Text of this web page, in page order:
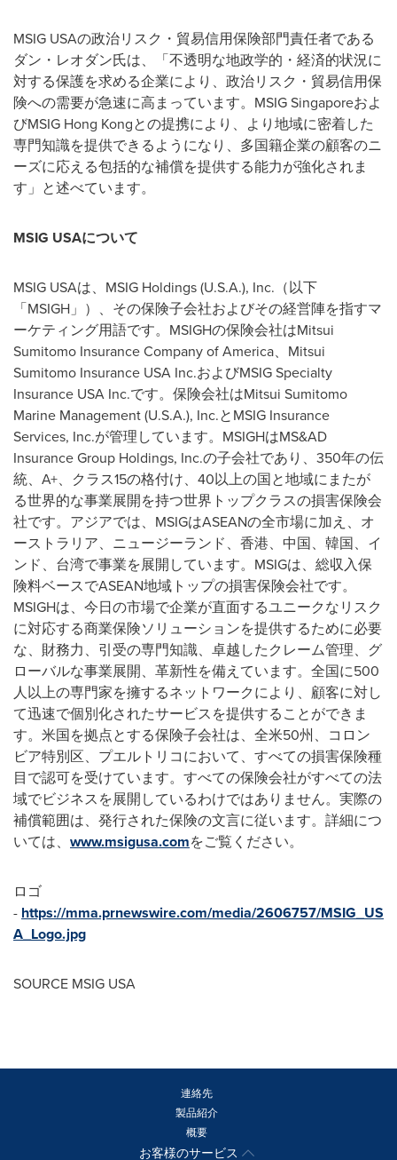
MSIG USAの政治リスク・貿易信用保険部門責任者である
ダン・レオダン氏は、「不透明な地政学的・経済的状況に
対する保護を求める企業により、政治リスク・貿易信用保
険への需要が急速に高まっています。MSIG Singaporeおよ
びMSIG Hong Kongとの提携により、より地域に密着した
専門知識を提供できるようになり、多国籍企業の顧客のニ
ーズに応える包括的な補償を提供する能力が強化されま
す」と述べています。
MSIG USAについて
MSIG USAは、MSIG Holdings (U.S.A.), Inc.（以下
「MSIGH」）、その保険子会社およびその経営陣を指すマ
ーケティング用語です。MSIGHの保険会社はMitsui
Sumitomo Insurance Company of America、Mitsui
Sumitomo Insurance USA Inc.およびMSIG Specialty
Insurance USA Inc.です。保険会社はMitsui Sumitomo
Marine Management (U.S.A.), Inc.とMSIG Insurance
Services, Inc.が管理しています。MSIGHはMS&AD
Insurance Group Holdings, Inc.の子会社であり、350年の伝
統、A+、クラス15の格付け、40以上の国と地域にまたが
る世界的な事業展開を持つ世界トップクラスの損害保険会
社です。アジアでは、MSIGはASEANの全市場に加え、オ
ーストラリア、ニュージーランド、香港、中国、韓国、イ
ンド、台湾で事業を展開しています。MSIGは、総収入保
険料ベースでASEAN地域トップの損害保険会社です。
MSIGHは、今日の市場で企業が直面するユニークなリスク
に対応する商業保険ソリューションを提供するために必要
な、財務力、引受の専門知識、卓越したクレーム管理、グ
ローバルな事業展開、革新性を備えています。全国に500
人以上の専門家を擁するネットワークにより、顧客に対し
て迅速で個別化されたサービスを提供することができま
す。米国を拠点とする保険子会社は、全米50州、コロン
ビア特別区、プエルトリコにおいて、すべての損害保険種
目で認可を受けています。すべての保険会社がすべての法
域でビジネスを展開しているわけではありません。実際の
補償範囲は、発行された保険の文言に従います。詳細につ
いては、 www.msigusa.comをご覧ください。
ロゴ
- https://mma.prnewswire.com/media/2606757/MSIG_US
A_Logo.jpg
SOURCE MSIG USA
連絡先
製品紹介
概要
お客様のサービス